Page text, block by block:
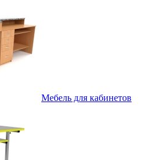
Мебель для кабинетов